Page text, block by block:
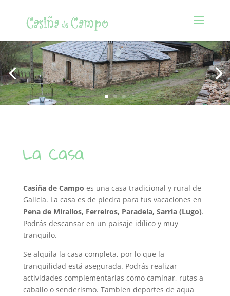
La Casa
Casiña de Campo es una casa tradicional y rural de
Galicia. La casa es de piedra para tus vacaciones en
Pena de Mirallos, Ferreiros, Paradela, Sarria (Lugo).
Podrás descansar en un paisaje idílico y muy
tranquilo.
Se alquila la casa completa, por lo que la
tranquilidad está asegurada. Podrás realizar
actividades complementarias como caminar, rutas a
caballo o senderismo. Tambien deportes de aqua